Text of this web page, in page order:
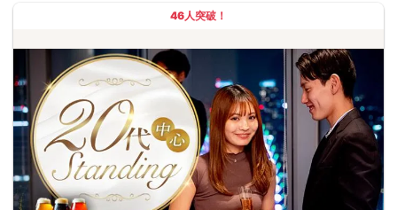
46人突破！